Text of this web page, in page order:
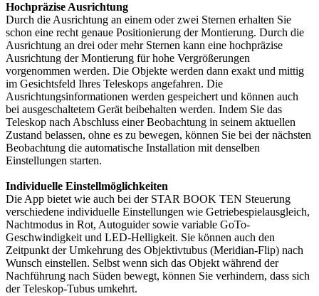
Hochpräzise Ausrichtung
Durch die Ausrichtung an einem oder zwei Sternen erhalten Sie
schon eine recht genaue Positionierung der Montierung. Durch die
Ausrichtung an drei oder mehr Sternen kann eine hochpräzise
Ausrichtung der Montierung für hohe Vergrößerungen
vorgenommen werden. Die Objekte werden dann exakt und mittig
im Gesichtsfeld Ihres Teleskops angefahren. Die
Ausrichtungsinformationen werden gespeichert und können auch
bei ausgeschaltetem Gerät beibehalten werden. Indem Sie das
Teleskop nach Abschluss einer Beobachtung in seinem aktuellen
Zustand belassen, ohne es zu bewegen, können Sie bei der nächsten
Beobachtung die automatische Installation mit denselben
Einstellungen starten.
Individuelle Einstellmöglichkeiten
Die App bietet wie auch bei der STAR BOOK TEN Steuerung
verschiedene individuelle Einstellungen wie Getriebespielausgleich,
Nachtmodus in Rot, Autoguider sowie variable GoTo-
Geschwindigkeit und LED-Helligkeit. Sie können auch den
Zeitpunkt der Umkehrung des Objektivtubus (Meridian-Flip) nach
Wunsch einstellen. Selbst wenn sich das Objekt während der
Nachführung nach Süden bewegt, können Sie verhindern, dass sich
der Teleskop-Tubus umkehrt.